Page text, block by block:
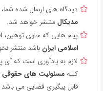
دیدگاه های ارسال شده
مدیکال منتشر خواهد شد.
پیام هایی که حاوی توهین،
اسلامی ایران باشد منتشر
لازم به یادآوری است که
کلیه مسئولیت های حقوقی
قابل پیگیری قضایی می